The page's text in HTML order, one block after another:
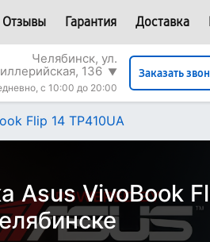
Отзывы Гарантия Доставка
Челябинск, ул.
136 ▼
с 10:00 до 20:00
Заказать
Flip 14 TP410UA
Asus VivoBook